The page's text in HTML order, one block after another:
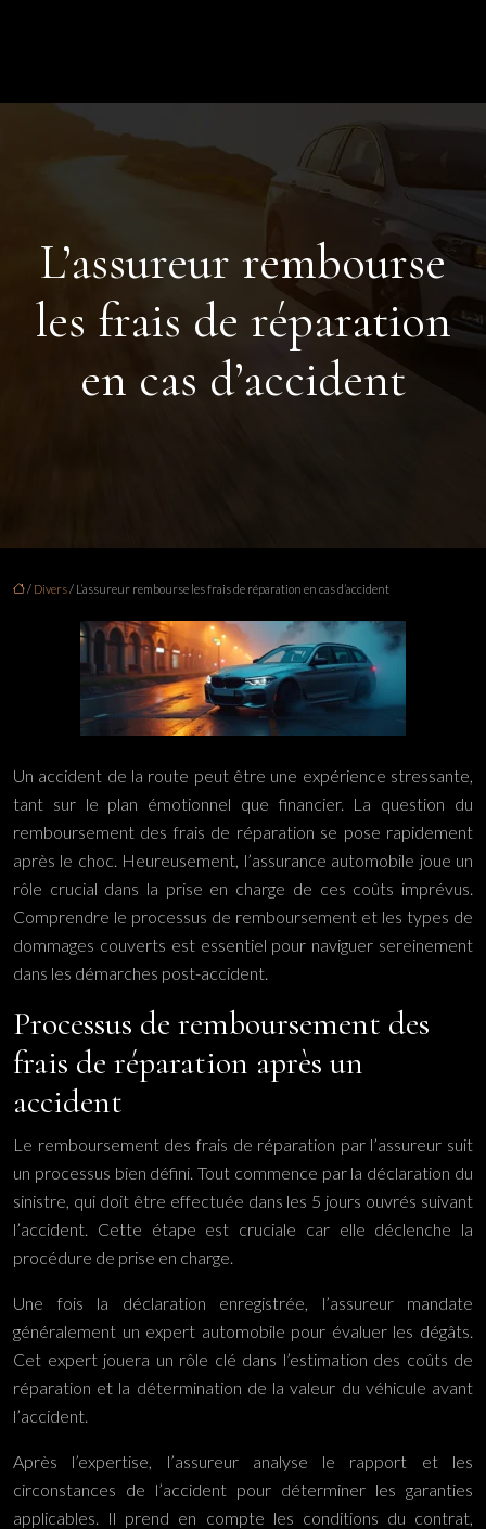
L’assureur rembourse
les frais de réparation
en cas d’accident
/ Divers/ L’assureur rembourse les frais de réparation en cas d’accident
Un accident de la route peut être une expérience stressante,
tant sur le plan émotionnel que financier. La question du
remboursement des frais de réparation se pose rapidement
après le choc. Heureusement, l’assurance automobile joue un
rôle crucial dans la prise en charge de ces coûts imprévus.
Comprendre le processus de remboursement et les types de
dommages couverts est essentiel pour naviguer sereinement
dans les démarches post-accident.
Processus de remboursement des
frais de réparation après un
accident
Le remboursement des frais de réparation par l’assureur suit
un processus bien défini. Tout commence par la déclaration du
sinistre, qui doit être effectuée dans les 5 jours ouvrés suivant
l’accident. Cette étape est cruciale car elle déclenche la
procédure de prise en charge.
Une fois la déclaration enregistrée, l’assureur mandate
généralement un expert automobile pour évaluer les dégâts.
Cet expert jouera un rôle clé dans l’estimation des coûts de
réparation et la détermination de la valeur du véhicule avant
l’accident.
Après l’expertise, l’assureur analyse le rapport et les
circonstances de l’accident pour déterminer les garanties
applicables. Il prend en compte les conditions du contrat,